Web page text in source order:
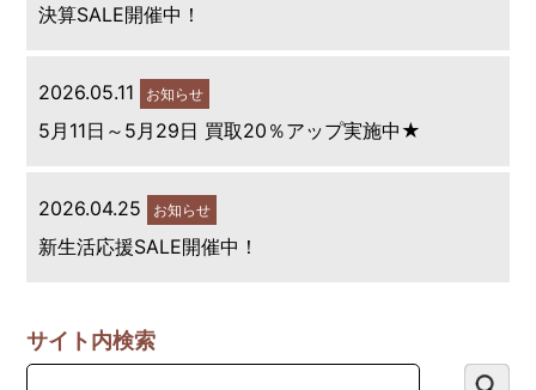
決算SALE開催中！
2026.05.11 お知らせ
5月11日～5月29日 買取20％アップ実施中★
2026.04.25 お知らせ
新生活応援SALE開催中！
サイト内検索